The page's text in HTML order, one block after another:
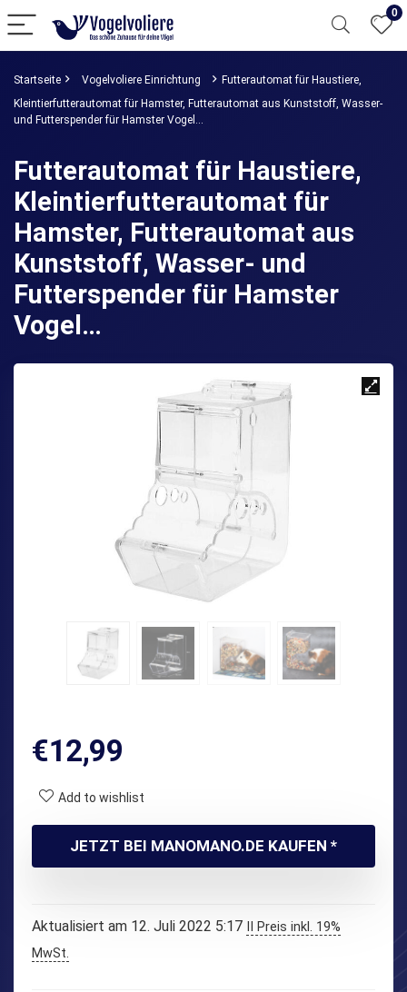
0
Startseite Vogelvoliere Einrichtung
Futterautomat für Haustiere,
Kleintierfutterautomat für Hamster, Futterautomat aus Kunststoff, Wasser-
und Futterspender für Hamster Vogel…
Futterautomat für Haustiere,
Kleintierfutterautomat für
Hamster, Futterautomat aus
Kunststoff, Wasser- und
Futterspender für Hamster
Vogel…
€12,99
Add to wishlist
JETZT BEI MANOMANO.DE KAUFEN *
Aktualisiert am 12. Juli 2022 5:17
II Preis inkl. 19%
MwSt.